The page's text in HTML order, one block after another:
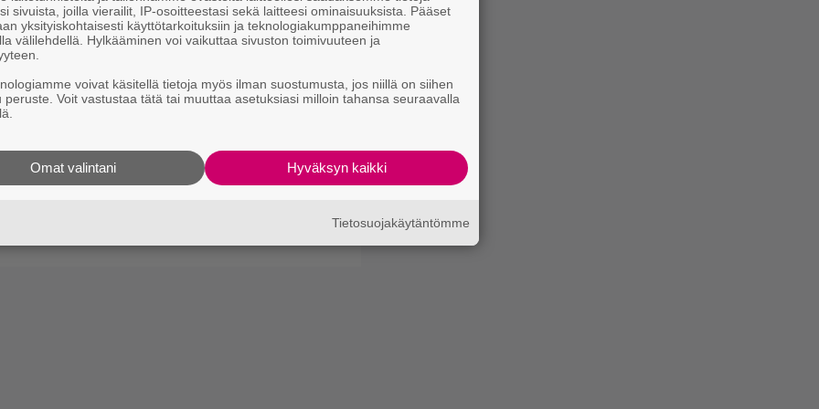
tarjolla epilepsiaa ja
Collective
sivuista, joilla vierailit, IP-osoitteestasi sekä laitteesi ominaisuuksista. Pääset
yksityiskohtaisesti käyttötarkoituksiin ja teknologiakumppaneihimme
välilehdellä. Hylkääminen voi vaikuttaa sivuston toimivuuteen ja
voivat käsitellä tietoja myös ilman suostumusta, jos niillä on siihen
peruste. Voit vastustaa tätä tai muuttaa asetuksiasi milloin tahansa seuraavalla
Hyväksyn kaikki
Omat valintani
Tietosuojakäytäntömme